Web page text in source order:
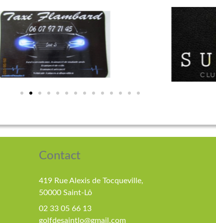
Contact
419 Rue Alexis de Tocqueville,
50000 Saint-Lô
02 33 05 66 13
golfdesaintlo@gmail.com